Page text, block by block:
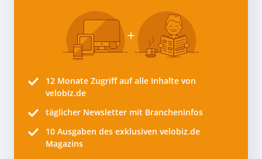
12 Monate Zugriff auf alle Inhalte von
velobiz.de
täglicher Newsletter mit Brancheninfos
10 Ausgaben des exklusiven velobiz.de
Magazins